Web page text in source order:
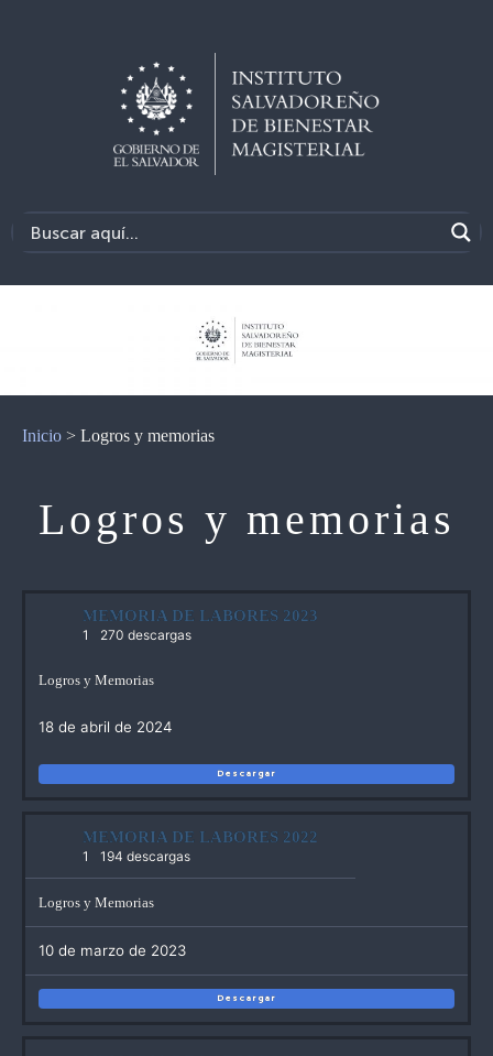
Inicio > Logros y memorias
Logros y memorias
MEMORIA DE LABORES 2023
1 270 descargas
Logros y Memorias
18 de abril de 2024
Descargar
MEMORIA DE LABORES 2022
1 194 descargas
Logros y Memorias
10 de marzo de 2023
Descargar